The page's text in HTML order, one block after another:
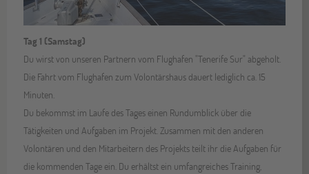
Tag 1 (Samstag)
Du wirst von unseren Partnern vom Flughafen "Tenerife Sur" abgeholt.
Die Fahrt vom Flughafen zum Volontärshaus dauert lediglich ca. 15
Minuten.
Du bekommst im Laufe des Tages einen Rundumblick über die
Tätigkeiten und Aufgaben im Projekt. Zusammen mit den anderen
Volontären und den Mitarbeitern des Projekts teilt ihr die Aufgaben für
die kommenden Tage ein. Du erhältst ein umfangreiches Training,